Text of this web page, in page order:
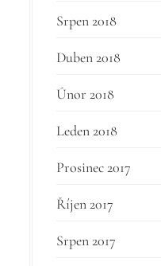
Srpen 2018
Duben 2018
Únor 2018
Leden 2018
Prosinec 2017
Říjen 2017
Srpen 2017